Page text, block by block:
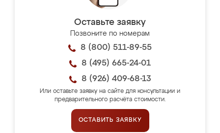
Оставьте заявку
Позвоните по номерам
8 (800) 511-89-55
8 (495) 665-24-01
8 (926) 409-68-13
Или оставьте заявку на сайте для консультации и
предварительного расчёта стоимости.
ОСТАВИТЬ ЗАЯВКУ